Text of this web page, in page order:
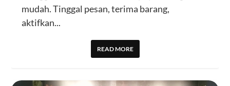
mudah. Tinggal pesan, terima barang,
aktifkan...
READ MORE